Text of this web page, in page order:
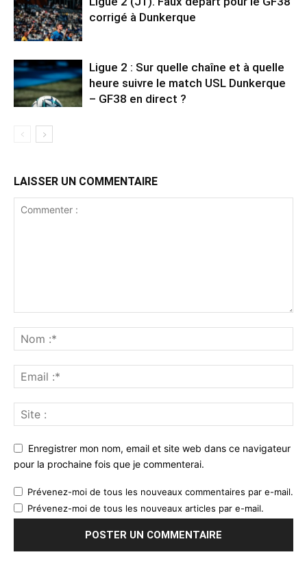
corrigé à Dunkerque
Ligue 2 : Sur quelle chaîne et à quelle
heure suivre le match USL Dunkerque
– GF38 en direct ?
LAISSER UN COMMENTAIRE
Enregistrer mon nom, email et site web dans ce navigateur
pour la prochaine fois que je commenterai.
Prévenez-moi de tous les nouveaux commentaires par e-mail.
Prévenez-moi de tous les nouveaux articles par e-mail.